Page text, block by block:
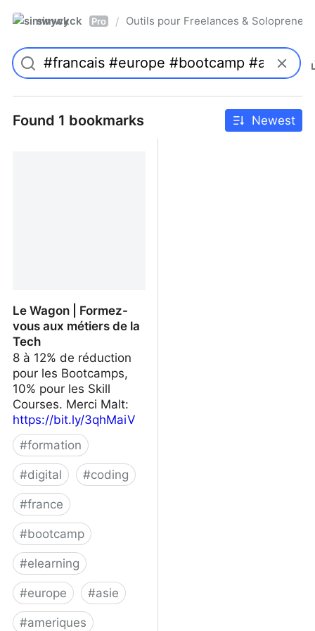
simwyck Pro / Outils pour Freelances &
Found 1 bookmarks Newest
Le Wagon | Formez-
vous aux métiers de la
Tech
8 à 12% de réduction
pour les Bootcamps,
10% pour les Skill
Courses. Merci Malt:
https://bit.ly/3qhMaiV
#formation
#digital #coding
#france
#bootcamp
#elearning
#europe #asie
#ameriques